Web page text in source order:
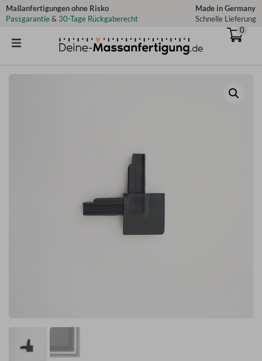
Zum
Inhalt
Maßanfertigungen ohne Risko
Passgarantie& 30-Tage Rückgaberecht
Made in Germany
Schnelle Lieferung
0